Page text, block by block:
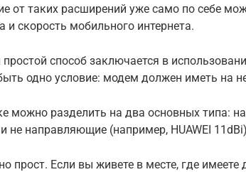
от таких расширений уже само по себе
и скорость мобильного интернета.
способ заключается в
одно условие: модем должен иметь на
можно разделить на два основных типа:
не направляющие (например, HUAWEI
прост. Если вы живете в месте, где имеете